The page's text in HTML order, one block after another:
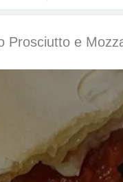
Prosciutto e